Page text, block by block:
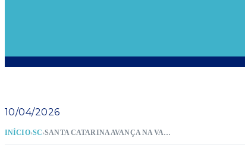
10/04/2026
INÍCIO›SC› SANTA CATARINA AVANÇA NA VACINAÇÃO CONTRA A INFLUENZA COM MAIS DE UM MILHÃO DE DOSES SENDO DISTRIBUÍDAS